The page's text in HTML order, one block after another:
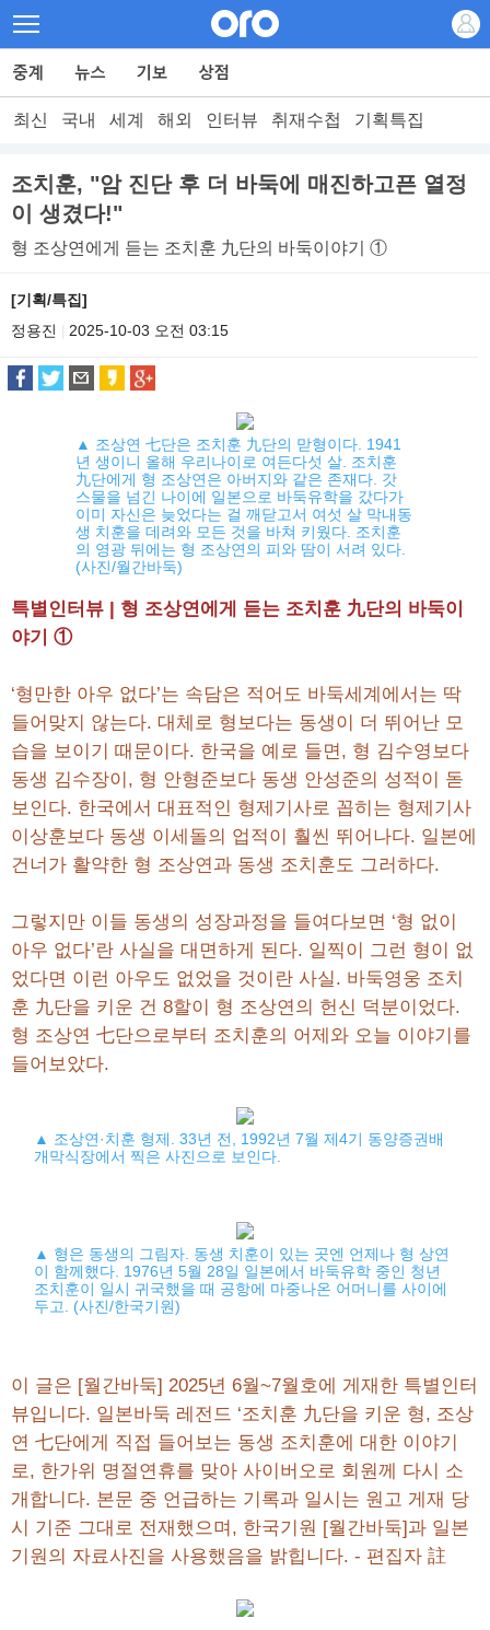
최신 국내 세계 해외 인터뷰 취재수첩 기획특집
조치훈, "암 진단 후 더 바둑에 매진하고픈 열정
이 생겼다!"
형 조상연에게 듣는 조치훈 九단의 바둑이야기 ①
[기획/특집]
정용진
2025-10-03 오전 03:15
▲ 조상연 七단은 조치훈 九단의 맏형이다. 1941
년 생이니 올해 우리나이로 여든다섯 살. 조치훈
九단에게 형 조상연은 아버지와 같은 존재다. 갓
스물을 넘긴 나이에 일본으로 바둑유학을 갔다가
이미 자신은 늦었다는 걸 깨닫고서 여섯 살 막내동
생 치훈을 데려와 모든 것을 바쳐 키웠다. 조치훈
의 영광 뒤에는 형 조상연의 피와 땀이 서려 있다.
(사진/월간바둑)
특별인터뷰 | 형 조상연에게 듣는 조치훈 九단의 바둑이
야기 ①
‘형만한 아우 없다’는 속담은 적어도 바둑세계에서는 딱
들어맞지 않는다. 대체로 형보다는 동생이 더 뛰어난 모
습을 보이기 때문이다. 한국을 예로 들면, 형 김수영보다
동생 김수장이, 형 안형준보다 동생 안성준의 성적이 돋
보인다. 한국에서 대표적인 형제기사로 꼽히는 형제기사
이상훈보다 동생 이세돌의 업적이 훨씬 뛰어나다. 일본에
건너가 활약한 형 조상연과 동생 조치훈도 그러하다.
그렇지만 이들 동생의 성장과정을 들여다보면 ‘형 없이
아우 없다’란 사실을 대면하게 된다. 일찍이 그런 형이 없
었다면 이런 아우도 없었을 것이란 사실. 바둑영웅 조치
훈 九단을 키운 건 8할이 형 조상연의 헌신 덕분이었다.
형 조상연 七단으로부터 조치훈의 어제와 오늘 이야기를
들어보았다.
▲ 조상연·치훈 형제. 33년 전, 1992년 7월 제4기 동양증권배
개막식장에서 찍은 사진으로 보인다.
▲ 형은 동생의 그림자. 동생 치훈이 있는 곳엔 언제나 형 상연
이 함께했다. 1976년 5월 28일 일본에서 바둑유학 중인 청년
조치훈이 일시 귀국했을 때 공항에 마중나온 어머니를 사이에
두고. (사진/한국기원)
이 글은 [월간바둑] 2025년 6월~7월호에 게재한 특별인터
뷰입니다. 일본바둑 레전드 ‘조치훈 九단을 키운 형, 조상
연 七단에게 직접 들어보는 동생 조치훈에 대한 이야기
로, 한가위 명절연휴를 맞아 사이버오로 회원께 다시 소
개합니다. 본문 중 언급하는 기록과 일시는 원고 게재 당
시 기준 그대로 전재했으며, 한국기원 [월간바둑]과 일본
기원의 자료사진을 사용했음을 밝힙니다. - 편집자 註